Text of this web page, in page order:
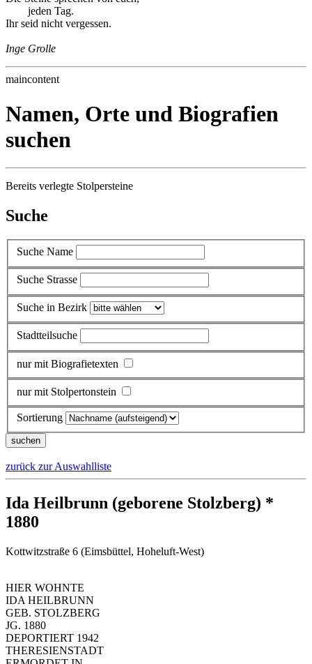
jeden Tag.
Ihr seid nicht vergessen.
Inge Grolle
maincontent
Namen, Orte und Biografien
suchen
Bereits verlegte Stolpersteine
Suche
Suche Name
Suche Strasse
Suche in Bezirk
Stadtteilsuche
nur mit Biografietexten
nur mit Stolpertonstein
Sortierung
zurück zur Auswahlliste
Ida Heilbrunn (geborene Stolzberg) *
1880
Kottwitzstraße 6 (Eimsbüttel, Hoheluft-West)
HIER WOHNTE
IDA HEILBRUNN
GEB. STOLZBERG
JG. 1880
DEPORTIERT 1942
THERESIENSTADT